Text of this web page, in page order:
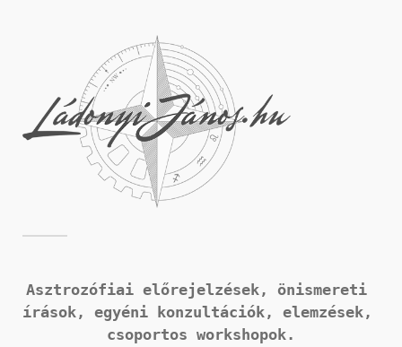
Asztrozófiai előrejelzések, önismereti
írások,
csoportos workshopok.